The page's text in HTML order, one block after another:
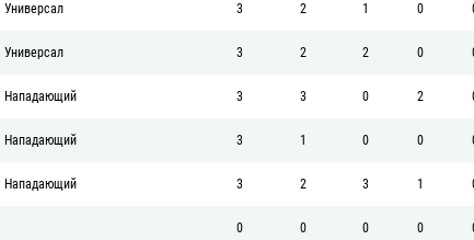
Универсал 3 2 1 0
Универсал 3 2 2 0
Нападающий 3 3 0 2
Нападающий 3 1 0 0
Нападающий 3 2 3 1
0 0 0 0